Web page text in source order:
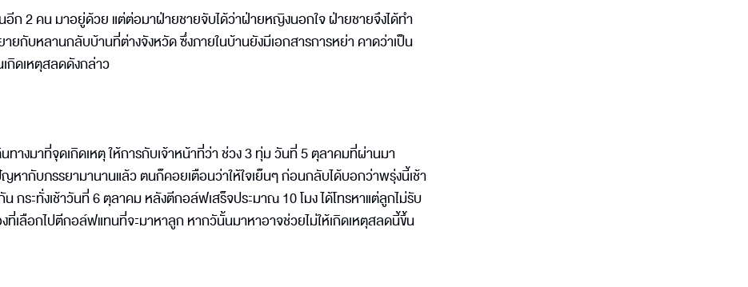
ก 2 คน มาอยู่ด้วย แต่ต่อมาฝ่ายชายจับได้ว่าฝ่ายหญิงนอกใจ ฝ่ายชายจึงได้ทำ
ยกับหลานกลับบ้านที่ต่างจังหวัด ซึ่งภายในบ้านยังมีเอกสารการหย่า คาดว่าเป็น
กิดเหตุสลดดังกล่าว
างมาที่จุดเกิดเหตุ ให้การกับเจ้าหน้าที่ว่า ช่วง 3 ทุ่ม วันที่ 5 ตุลาคมที่ผ่านมา
ากับภรรยามานานแล้ว ตนก็คอยเตือนว่าให้ใจเย็นๆ ก่อนกลับได้บอกว่าพรุ่งนี้เช้า
ระทั่งเช้าวันที่ 6 ตุลาคม หลังตีกอล์ฟเสร็จประมาณ 10 โมง ได้โทรหาแต่ลูกไม่รับ
งที่เลือกไปตีกอล์ฟแทนที่จะมาหาลูก หากวันั้นมาหาอาจช่วยไม่ให้เกิดเหตุสลดนี้ขึ้น